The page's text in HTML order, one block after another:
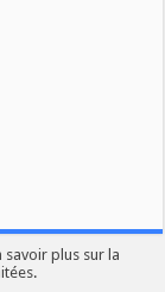
savoir plus sur la
.